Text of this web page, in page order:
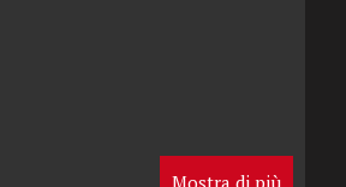
Mostra di più